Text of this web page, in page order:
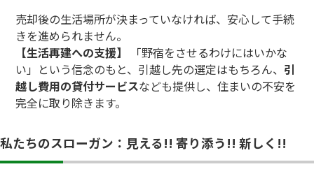
売却後の生活場所が決まっていなければ、安心して手続
きを進められません。
【生活再建への支援】
「野宿をさせるわけにはいかな
い」という信念のもと、引越し先の選定はもちろん、 引
越し費用の貸付サービスなども提供し、住まいの不安を
完全に取り除きます。
私たちのスローガン：見える!! 寄り添う!! 新しく!!